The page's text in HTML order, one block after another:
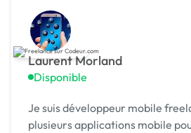
Laurent Morland
Disponible
Je suis développeur mobile
plusieurs applications mobile